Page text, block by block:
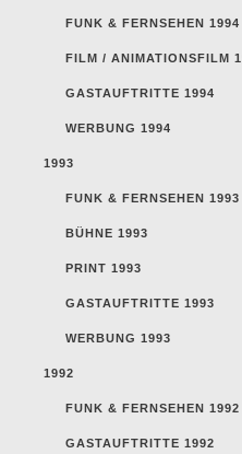
FUNK & FERNSEHEN 1994
FILM / ANIMATIONSFILM
GASTAUFTRITTE 1994
WERBUNG 1994
1993
FUNK & FERNSEHEN 1993
BÜHNE 1993
PRINT 1993
GASTAUFTRITTE 1993
WERBUNG 1993
1992
FUNK & FERNSEHEN 1992
GASTAUFTRITTE 1992